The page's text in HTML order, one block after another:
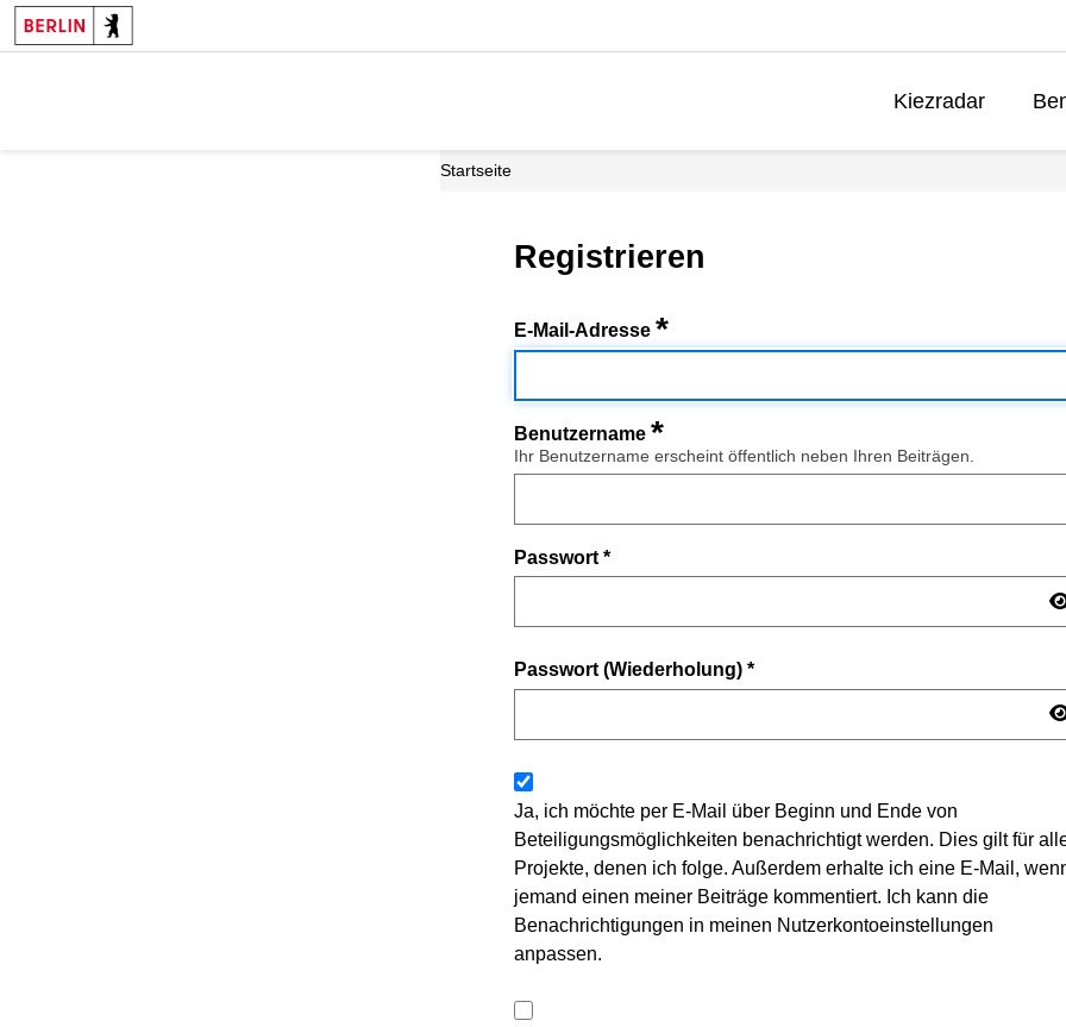
Kiezradar
Startseite
Registrieren
E-Mail-Adresse *
Benutzername *
Ihr Benutzername erscheint öffentlich neben Ihren Beiträgen.
Passwort *
Passwort (Wiederholung) *
Ja, ich möchte per E-Mail über Beginn und Ende von
Beteiligungsmöglichkeiten benachrichtigt werden. Dies gilt für
Projekte, denen ich folge. Außerdem erhalte ich eine E-Mail,
jemand einen meiner Beiträge kommentiert. Ich kann die
Benachrichtigungen in meinen Nutzerkontoeinstellungen
anpassen.